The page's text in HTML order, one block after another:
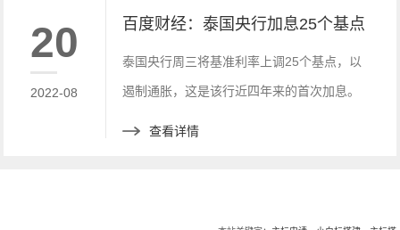
20
2022-08
百度财经：泰国央行加息25个基点
泰国央行周三将基准利率上调25个基点，以
遏制通胀，这是该行近四年来的首次加息。
查看详情